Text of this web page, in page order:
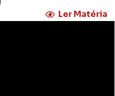
Ler Matéria